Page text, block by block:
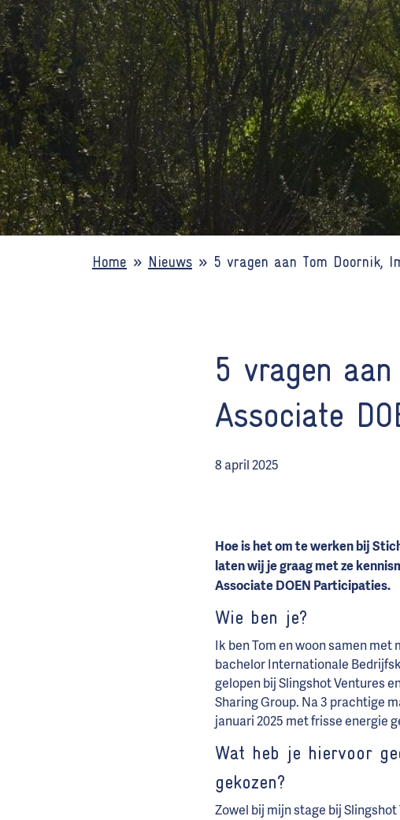
Home » Nieuws » 5 vragen aan Tom Doornik,
5 vragen
Associate
8 april 2025
Hoe is het om te werken bij
laten wij je graag met ze
Associate DOEN Participaties.
Wie ben je?
Ik ben Tom en woon samen
bachelor Internationale
gelopen bij Slingshot Ventures
Sharing Group. Na 3 prachtige
januari 2025 met frisse energie
Wat heb je hiervoor
gekozen?
Zowel bij mijn stage bij